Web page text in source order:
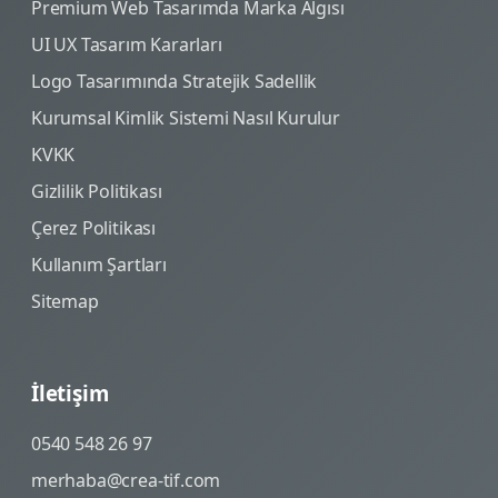
Premium Web Tasarımda Marka Algısı
UI UX Tasarım Kararları
Logo Tasarımında Stratejik Sadellik
Kurumsal Kimlik Sistemi Nasıl Kurulur
KVKK
Gizlilik Politikası
Çerez Politikası
Kullanım Şartları
Sitemap
İletişim
0540 548 26 97
merhaba@crea-tif.com